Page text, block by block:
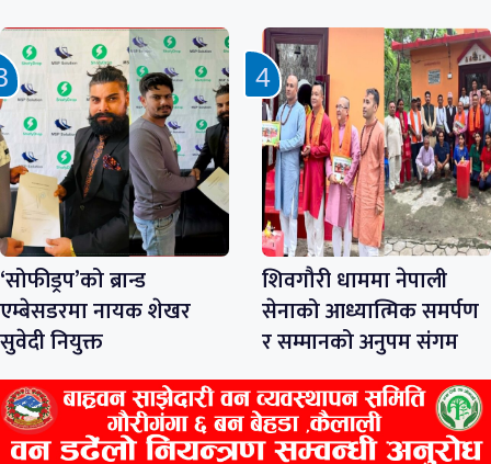
‘सोफीड्रप’को ब्रान्ड
एम्बेसडरमा नायक शेखर
सुवेदी नियुक्त
शिवगौरी धाममा नेपाली
सेनाको आध्यात्मिक समर्पण
र सम्मानको अनुपम संगम